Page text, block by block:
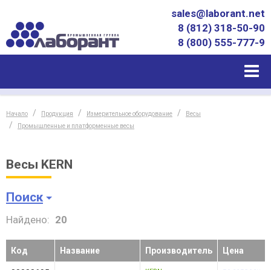
sales@laborant.net
8 (812) 318-50-90
8 (800) 555-777-9
Начало Продукция Измерительное оборудование
Весы
Промышленные и платформенные весы
Весы KERN
Поиск
Найдено: 20
Код Название Производитель Цена